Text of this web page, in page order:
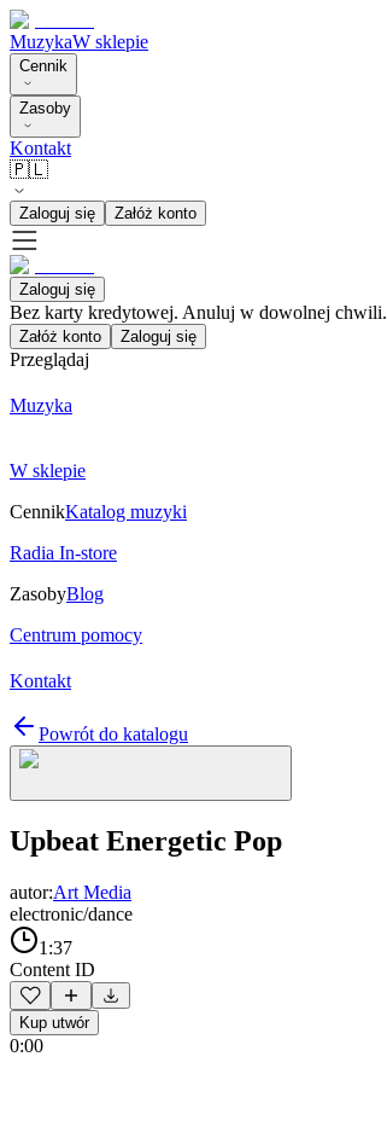
MuzykaW sklepie
Cennik
Zasoby
Kontakt
🇵🇱
Zaloguj się Załóż konto
Zaloguj się
Bez karty kredytowej. Anuluj w dowolnej chwili.
Załóż konto Zaloguj się
Przeglądaj
Muzyka
W sklepie
CennikKatalog muzyki
Radia In-store
ZasobyBlog
Centrum pomocy
Kontakt
Powrót do katalogu
Upbeat Energetic Pop
autor:Art Media
electronic/dance
1:37
Content ID
Kup utwór
0:00